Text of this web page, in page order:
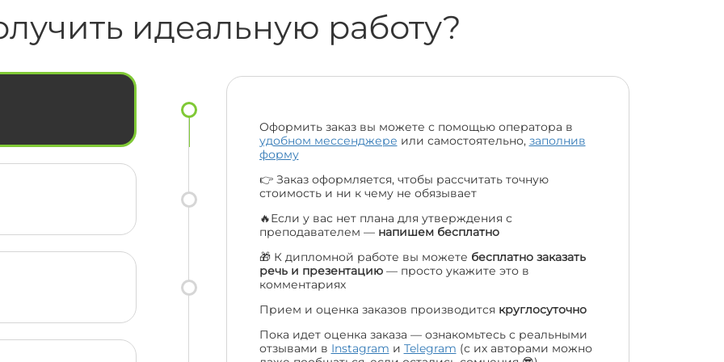
величезна подяка. Ціни порівняно з
іншими взагалі топ. Рекомендую вас
і сама буду звертатися ще. Велике
дякую усій вашій команді 😍🔥
идеальную работу?
Оформить заказ вы можете с помощью оператора в
удобном мессенджере или самостоятельно, заполнив
форму
👉 Заказ оформляется, чтобы рассчитать точную
стоимость и ни к чему не обязывает
🔥Если у вас нет плана для утверждения с
преподавателем — напишем бесплатно
🎁 К дипломной работе вы можете бесплатно заказать
речь и презентацию— просто укажите это в
комментариях
Прием и оценка заказов производится круглосуточно
Пока идет оценка заказа — ознакомьтесь с реальными
отзывами в Instagram и Telegram (с их авторами можно